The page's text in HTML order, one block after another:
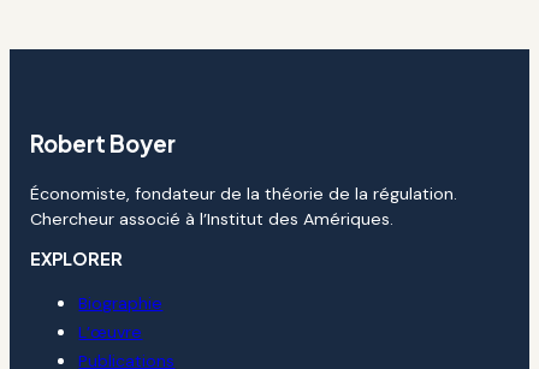
Robert Boyer
Économiste, fondateur de la théorie de la régulation.
Chercheur associé à l’Institut des Amériques.
EXPLORER
Biographie
L’œuvre
Publications